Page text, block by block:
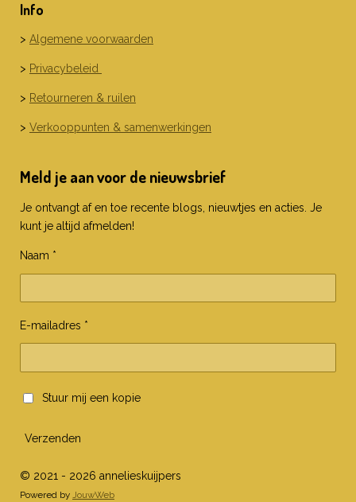
Info
> Algemene voorwaarden
> Privacybeleid
> Retourneren & ruilen
> Verkooppunten & samenwerkingen
Meld je aan voor de nieuwsbrief
Je ontvangt af en toe recente blogs, nieuwtjes en acties. Je
kunt je altijd afmelden!
Naam *
E-mailadres *
Stuur mij een kopie
Verzenden
© 2021 - 2026 annelieskuijpers
Powered by JouwWeb